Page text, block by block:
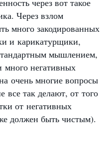
Через взлом
много закодированных
и карикатурщики,
мышлением,
много негативных
очень многие вопросы
все так делают, от того
от негативных
должен быть чистым).